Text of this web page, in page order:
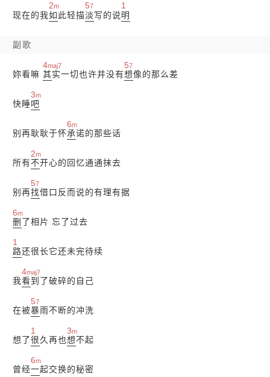
现在的我
2m
如此轻描
57
淡写的说
1
明
副歌
妳看嘛
4maj7
其实一切也许并没有
57
想像的那么差
快睡
3m
吧
别再耿耿于怀
6m
承诺的那些话
所有
2m
不开心的回忆通通抹去
别再
57
找借口反而说的有理有据
6m
删 了相片 忘了过去
1
路还很长它还未完待续
我
4maj7
看到了破碎的自己
在被
57
暴雨不断的冲洗
想了
1
很久再也
3m
想不起
曾经
6m
一起交换的秘密